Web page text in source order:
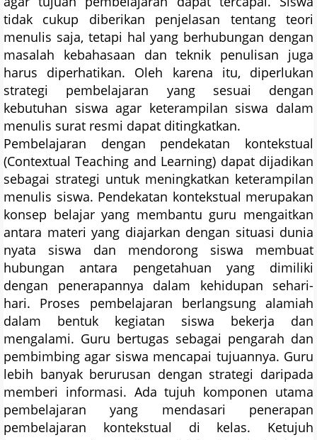
tidak cukup diberikan penjelasan tentang teori
menulis saja, tetapi hal yang berhubungan dengan
masalah kebahasaan dan teknik penulisan juga
harus diperhatikan. Oleh karena itu, diperlukan
strategi pembelajaran yang sesuai dengan
kebutuhan siswa agar keterampilan siswa dalam
menulis surat resmi dapat ditingkatkan.
Pembelajaran dengan pendekatan kontekstual
(Contextual Teaching and Learning) dapat dijadikan
sebagai strategi untuk meningkatkan keterampilan
menulis siswa. Pendekatan kontekstual merupakan
konsep belajar yang membantu guru mengaitkan
antara materi yang diajarkan dengan situasi dunia
nyata siswa dan mendorong siswa membuat
hubungan antara pengetahuan yang dimiliki
dengan penerapannya dalam kehidupan sehari-
hari. Proses pembelajaran berlangsung alamiah
dalam bentuk kegiatan siswa bekerja dan
mengalami. Guru bertugas sebagai pengarah dan
pembimbing agar siswa mencapai tujuannya. Guru
lebih banyak berurusan dengan strategi daripada
memberi informasi. Ada tujuh komponen utama
pembelajaran yang mendasari penerapan
pembelajaran kontekstual di kelas. Ketujuh